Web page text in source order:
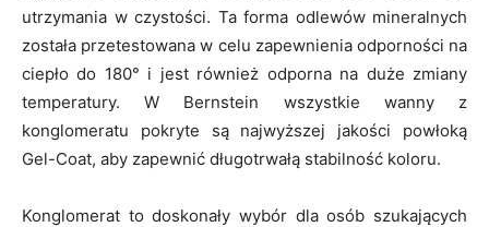
utrzymania w czystości. Ta forma odlewów mineralnych
została przetestowana w celu zapewnienia odporności na
ciepło do 180° i jest również odporna na duże zmiany
temperatury. W Bernstein wszystkie wanny z
konglomeratu pokryte są najwyższej jakości powłoką
Gel-Coat, aby zapewnić długotrwałą stabilność koloru.
Konglomerat to doskonały wybór dla osób szukających